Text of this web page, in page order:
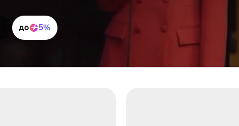
до 5%